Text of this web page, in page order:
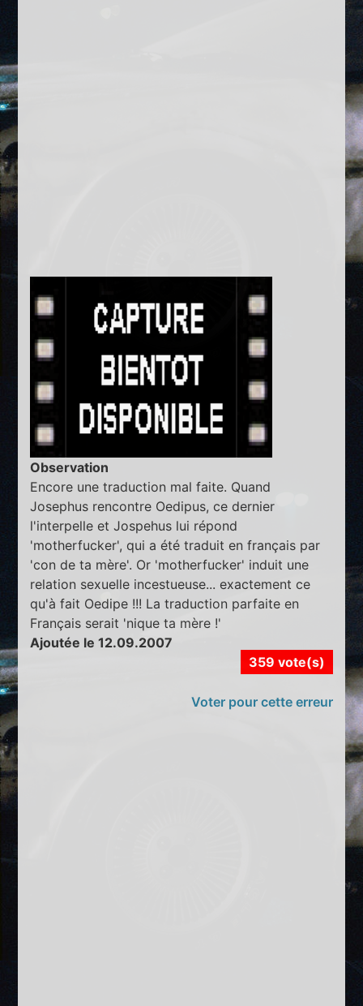
Observation
Encore une traduction mal faite. Quand
Josephus rencontre Oedipus, ce dernier
l'interpelle et Jospehus lui répond
'motherfucker', qui a été traduit en français par
'con de ta mère'. Or 'motherfucker' induit une
relation sexuelle incestueuse... exactement ce
qu'à fait Oedipe !!! La traduction parfaite en
Français serait 'nique ta mère !'
Ajoutée le 12.09.2007
359 vote(s)
Voter pour cette erreur